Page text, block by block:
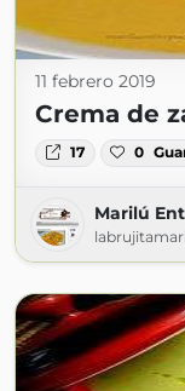
11 febrero 2019
Crema de
17 0
Marilú